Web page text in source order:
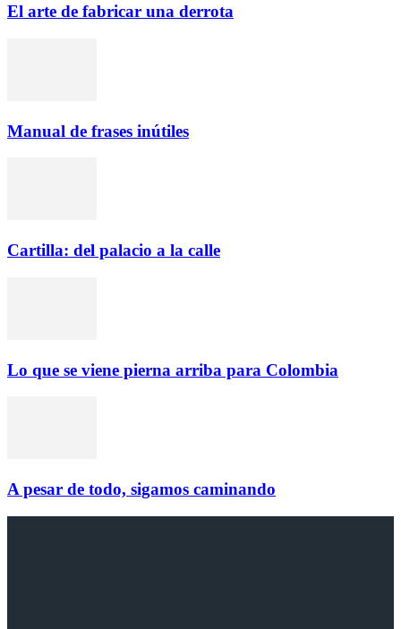
El arte de fabricar una derrota
Manual de frases inútiles
Cartilla: del palacio a la calle
Lo que se viene pierna arriba para Colombia
A pesar de todo, sigamos caminando